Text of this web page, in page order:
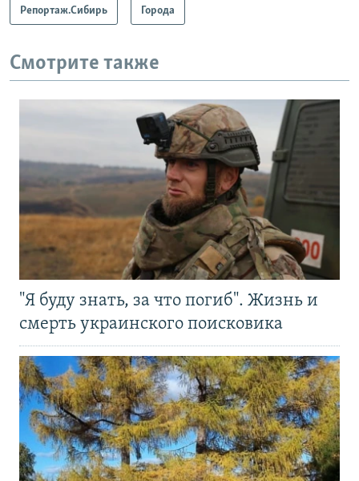
Репортаж.Сибирь Города
Смотрите также
"Я буду знать, за что погиб". Жизнь и
смерть украинского поисковика